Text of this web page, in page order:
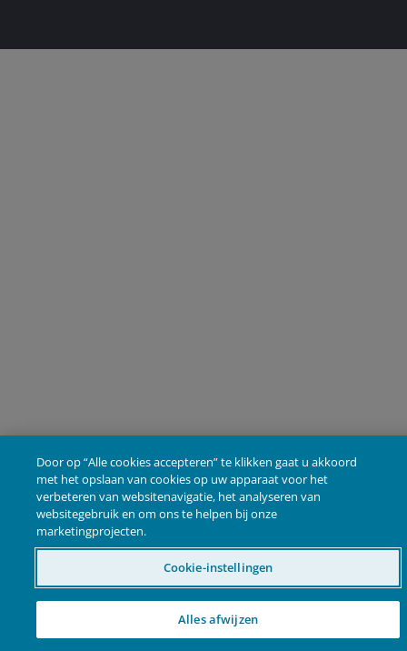
Door op “Alle cookies accepteren” te klikken gaat u akkoord
met het opslaan van cookies op uw apparaat voor het
verbeteren van websitenavigatie, het analyseren van
websitegebruik en om ons te helpen bij onze
marketingprojecten.
Cookie-instellingen
Alles afwijzen